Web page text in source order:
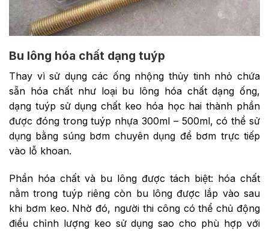
Bu lông hóa chất dạng tuýp
Thay vì sử dụng các ống nhộng thủy tinh nhỏ chứa
sẵn hóa chất như loại bu lông hóa chất dạng ống,
dạng tuýp sử dụng chất keo hóa học hai thành phần
được đóng trong tuýp nhựa 300ml – 500ml, có thể sử
dụng bằng súng bơm chuyên dụng để bơm trực tiếp
vào lỗ khoan.
Phần hóa chất và bu lông được tách biệt: hóa chất
nằm trong tuýp riêng còn bu lông được lắp vào sau
khi bơm keo. Nhờ đó, người thi công có thể chủ động
điều chỉnh lượng keo sử dụng sao cho phù hợp với